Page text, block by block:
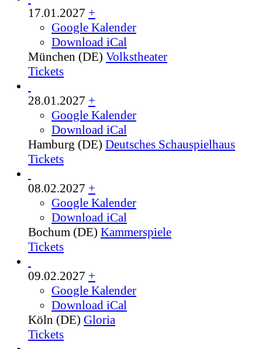
17.01.2027 +
Google Kalender
Download iCal
München (DE) Volkstheater
Tickets
28.01.2027 +
Google Kalender
Download iCal
Hamburg (DE) Deutsches Schauspielhaus
Tickets
08.02.2027 +
Google Kalender
Download iCal
Bochum (DE) Kammerspiele
Tickets
09.02.2027 +
Google Kalender
Download iCal
Köln (DE) Gloria
Tickets